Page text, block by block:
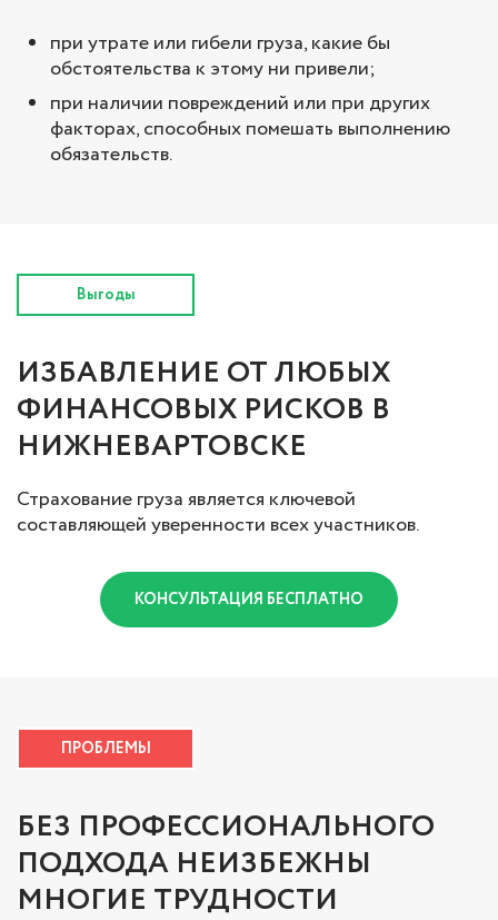
при утрате или гибели груза, какие бы
обстоятельства к этому ни привели;
при наличии повреждений или при других
факторах, способных помешать выполнению
обязательств.
Выгоды
ИЗБАВЛЕНИЕ ОТ ЛЮБЫХ
ФИНАНСОВЫХ РИСКОВ В
НИЖНЕВАРТОВСКЕ
Страхование груза является ключевой
составляющей уверенности всех участников.
КОНСУЛЬТАЦИЯ БЕСПЛАТНО
ПРОБЛЕМЫ
БЕЗ ПРОФЕССИОНАЛЬНОГО
ПОДХОДА НЕИЗБЕЖНЫ
МНОГИЕ ТРУДНОСТИ